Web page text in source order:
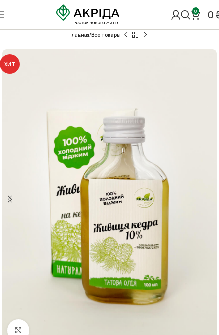
0 0
Главная Все товары
ХИТ
Нажмите, чтобы увеличить